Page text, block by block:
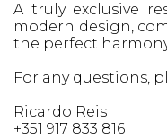
A truly exclusive
modern design,
the perfect
For any questions,
Ricardo Reis
+351 917 833 816